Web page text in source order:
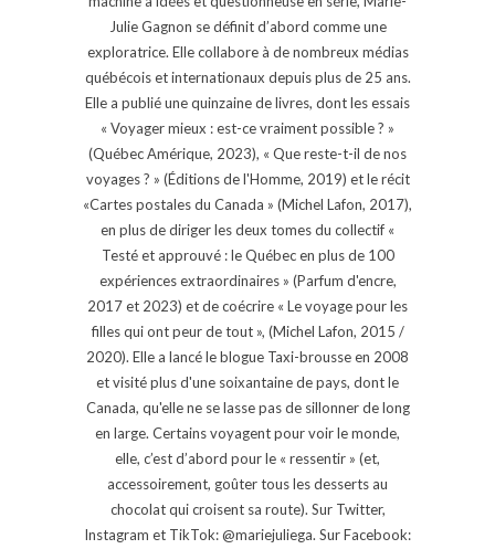
Julie Gagnon se définit d’abord comme une
exploratrice. Elle collabore à de nombreux médias
québécois et internationaux depuis plus de 25 ans.
Elle a publié une quinzaine de livres, dont les essais
« Voyager mieux : est-ce vraiment possible ? »
(Québec Amérique, 2023), « Que reste-t-il de nos
voyages ? » (Éditions de l'Homme, 2019) et le récit
«Cartes postales du Canada » (Michel Lafon, 2017),
en plus de diriger les deux tomes du collectif «
Testé et approuvé : le Québec en plus de 100
expériences extraordinaires » (Parfum d'encre,
2017 et 2023) et de coécrire « Le voyage pour les
filles qui ont peur de tout », (Michel Lafon, 2015 /
2020). Elle a lancé le blogue Taxi-brousse en 2008
et visité plus d'une soixantaine de pays, dont le
Canada, qu'elle ne se lasse pas de sillonner de long
en large. Certains voyagent pour voir le monde,
elle, c’est d’abord pour le « ressentir » (et,
accessoirement, goûter tous les desserts au
chocolat qui croisent sa route). Sur Twitter,
Instagram et TikTok: @mariejuliega. Sur Facebook: